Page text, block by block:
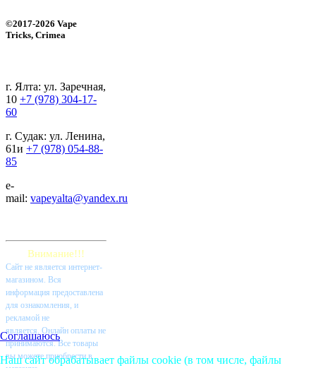
©2017-2026 Vape
Tricks, Crimea
г. Ялта: ул. Заречная,
10 +7 (978) 304-17-
60
г. Судак: ул. Ленина,
61и +7 (978) 054-88-
85
e-
mail: vapeyalta@yandex.ru
Внимание!!!
Cайт не является интернет-
магазином. Вся
информация предоставлена
для ознакомления, и
рекламой не
является. Онлайн оплаты не
принимаются. Все товары
вы можете приобрести в
Соглашаюсь
Наш сайт обрабатывает файлы cookie (в том числе, файлы